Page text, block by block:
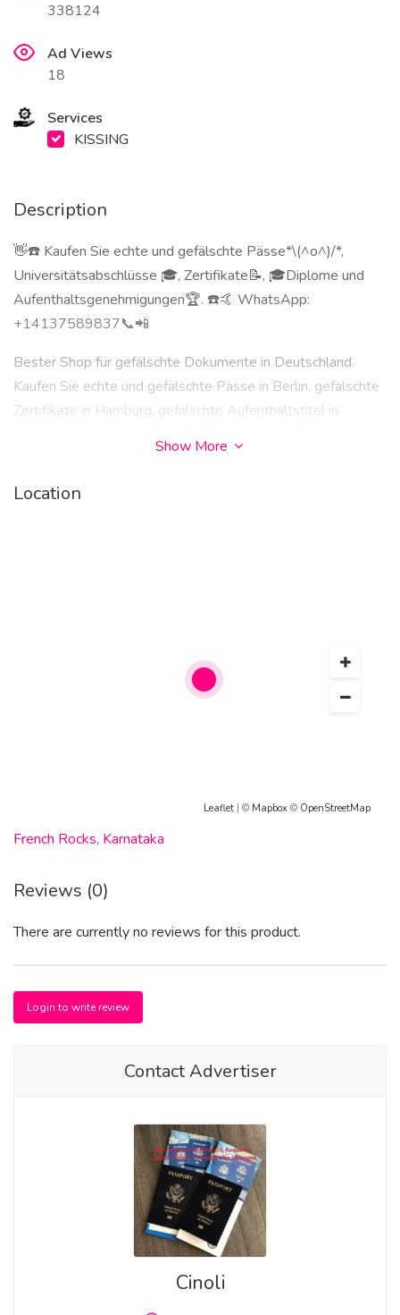
338124
Ad Views
18
Services
KISSING
Description
👋☎️ Kaufen Sie echte und gefälschte Pässe*\(^o^)/*,
Universitätsabschlüsse 🎓, Zertifikate📝, 🎓Diplome und
Aufenthaltsgenehmigungen🏆. ☎️🤙 WhatsApp:
+14137589837📞📲
Bester Shop für gefälschte Dokumente in Deutschland.
Kaufen Sie echte und gefälschte Pässe in Berlin, gefälschte
Zertifikate in Hamburg, gefälschte Aufenthaltstitel in
Pässe in Stuttgart, Baden-Württemberg, gefälschte
Universitätsabschlüsse kauft, bester Shop für gefälschte
Telegram: @W14137589837r
https://geverifieerddocunotescentrum.com
https://xn--comprarcartadeconduo-7yb1g.com/
https://xn--permisfranaisexpress-d1b.fr/
Weltweite Produktion gefälschter Dokumente | Echte und
gefälschte Pässe kaufen | Gefälschte Führerscheine kaufen
Telegram: @W14137589837 | Gefälschte Ausweise
kaufen | Komplette Ausweisdokumente und
Blankodokumente kaufen
Gefälschte Reisepässe kaufen | Gefälschte Führerscheine
Show More
Location
Leaflet | © Mapbox © OpenStreetMap
French Rocks, Karnataka
Reviews (0)
There are currently no reviews for this product.
Login to write review
Contact Advertiser
Cinoli